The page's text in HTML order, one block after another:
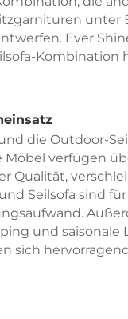
Ever
Kombination
die Outdoor-
Möbel verfügen
Qualität,
Seilsofa sind
und saisonale
sich